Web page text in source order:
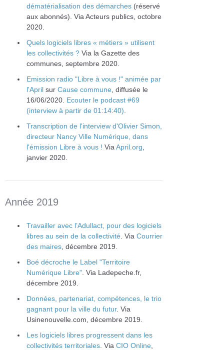
dématérialisation des démarches (réservé
aux abonnés). Via Acteurs publics, octobre
2020.
Quels logiciels libres « métiers » utilisent
les collectivités ? Via la Gazette des
communes, septembre 2020.
Emission radio "Libre à vous !" animée par
l'April sur Cause commune , diffusée le
16/06/2020. Ecouter le podcast #69
(interview à partir de 01:14:40)
Transcription de l'interview d'Olivier Simon,
directeur Nancy Ville Numérique, dans
l'émission Libre à vous ! Via April.org
janvier 2020.
Année 2019
Travailler avec l’Adullact, pour des logiciels
libres au sein de la collectivité . Via Courrier
des maires , décembre 2019.
Boé décroche le Label "Territoire
Numérique Libre" . Via Ladepeche.fr,
décembre 2019.
Données, partenariat, compétences, le trio
gagnant pour la ville du futur. Via
Usinenouvelle.com, décembre 2019.
Les logiciels libres progressent dans les
collectivités territoriales . Via CIO Online